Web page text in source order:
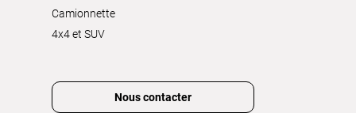
Camionnette
4x4 et SUV
Nous contacter